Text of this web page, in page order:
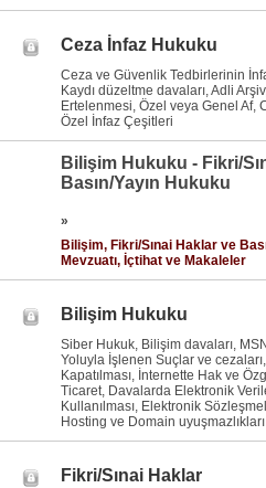
Ceza İnfaz Hukuku
Ceza ve Güvenlik Tedbirlerinin
Kaydı düzeltme davaları, Adli
Ertelenmesi, Özel veya Genel Af,
Özel İnfaz Çeşitleri
Bilişim Hukuku - Fikri/
Basın/Yayın Hukuku
»
Bilişim, Fikri/Sınai Haklar ve
Mevzuatı, İçtihat ve Makaleler
Bilişim Hukuku
Siber Hukuk, Bilişim davaları,
Yoluyla İşlenen Suçlar ve
Kapatılması, İnternette Hak ve
Ticaret, Davalarda Elektronik
Kullanılması, Elektronik
Hosting ve Domain
Fikri/Sınai Haklar